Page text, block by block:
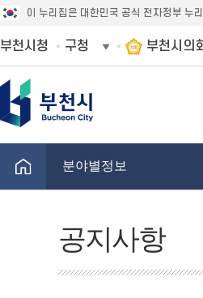
이 누리집은 대한민국 공식 전자정부 누
부천시청 구청 부천시의
분야별정보
공지사항